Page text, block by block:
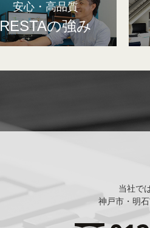
安心・高品質
RESTAの強み
当社で
神戸市・明